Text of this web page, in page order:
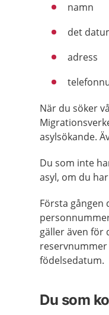
namn
det
adress
När du söker
asylsökande.
Du som inte
asyl, om du
Första
gäller även för
födelsedatum.
Du som